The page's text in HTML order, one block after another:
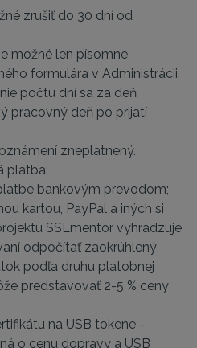
zrušiť do 30 dní od
možné len písomne
formulára v Administrácii.
počtu dní sa za deň
pracovný deň po prijatí
zneplatnený.
platba:
bankovým prevodom;
kartou, PayPal a iných si
SSLmentor vyhradzuje
odpočítať zaokrúhlený
podľa druhu platobnej
predstavovať 2-5 % ceny
na USB tokene -
o cenu dopravy a USB